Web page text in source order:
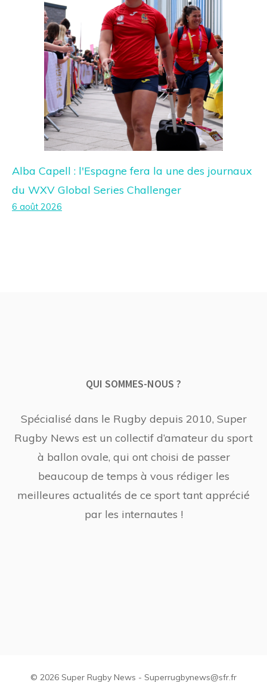
Alba Capell : l'Espagne fera la une des journaux
du WXV Global Series Challenger
6 août 2026
QUI SOMMES-NOUS ?
Spécialisé dans le Rugby depuis 2010, Super
Rugby News est un collectif d’amateur du sport
à ballon ovale, qui ont choisi de passer
beaucoup de temps à vous rédiger les
meilleures actualités de ce sport tant apprécié
par les internautes !
© 2026 Super Rugby News - Superrugbynews@sfr.fr